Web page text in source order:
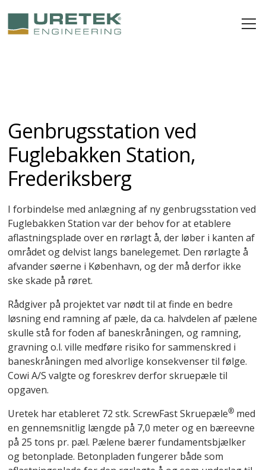
Genbrugsstation ved
Fuglebakken Station,
Frederiksberg
I forbindelse med anlægning af ny genbrugsstation ved
Fuglebakken Station var der behov for at etablere
aflastningsplade over en rørlagt å, der løber i kanten af
området og delvist langs banelegemet. Den rørlagte å
afvander søerne i København, og der må derfor ikke
ske skade på røret.
Rådgiver på projektet var nødt til at finde en bedre
løsning end ramning af pæle, da ca. halvdelen af pælene
skulle stå for foden af baneskråningen, og ramning,
gravning o.l. ville medføre risiko for sammenskred i
baneskråningen med alvorlige konsekvenser til følge.
Cowi A/S valgte og foreskrev derfor skruepæle til
opgaven.
Uretek har etableret 72 stk. ScrewFast Skruepæle® med
en gennemsnitlig længde på 7,0 meter og en bæreevne
på 25 tons pr. pæl. Pælene bærer fundamentsbjælker
og betonplade. Betonpladen fungerer både som